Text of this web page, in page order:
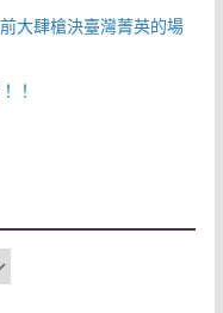
大肆槍決臺灣菁英的場
！